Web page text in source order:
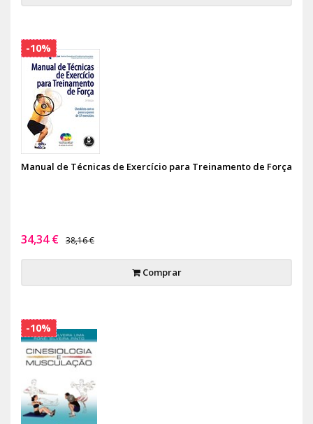
Manual de Técnicas de Exercício para Treinamento de Força
34,34 € 38,16 €
Comprar
-10%
-10%